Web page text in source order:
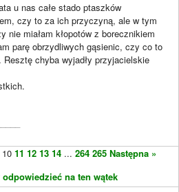
u nas całe stado ptaszków
czy to za ich przyczyną, ale w tym
nie miałam kłopotów z borecznikiem
parę obrzydliwych gąsienic, czy co to
chyba wyjadły przyjacielskie
10 11 12 13 14 ... 264 265 Następna »
na ten wątek